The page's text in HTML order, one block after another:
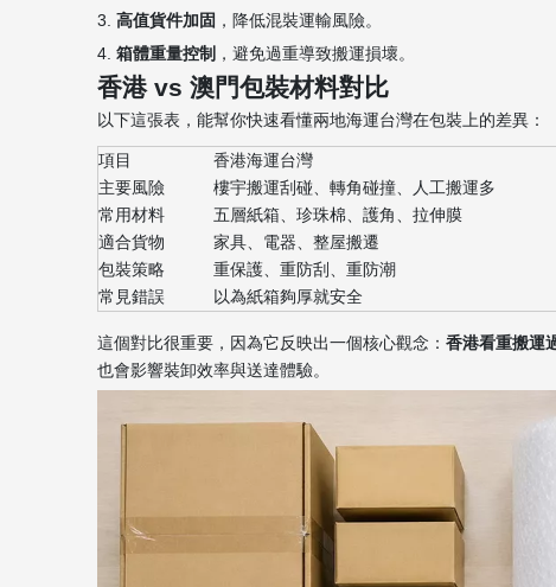
3. 高值貨件加固 ，降低混裝運輸風險。
4. 箱體重量控制 ，避免過重導致搬運損壞。
香港 vs 澳門包裝材料對比
以下這張表，能幫你快速看懂兩地海運台灣在包裝上的差異：
項目 香港海運台灣
主要風險
樓宇搬運刮碰、轉角碰撞、人工搬運多
常用材料
五層紙箱、珍珠棉、護角、拉伸膜
適合貨物
家具、電器、整屋搬遷
包裝策略
重保護、重防刮、重防潮
常見錯誤
以為紙箱夠厚就安全
這個對比很重要，因為它反映出一個核心觀念： 香港看重搬運
也會影響裝卸效率與送達體驗。